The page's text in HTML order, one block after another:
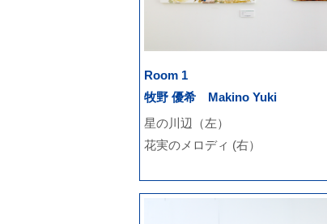
Room 1
牧野 優希 Makino Yuki
星の川辺（左）
花実のメロディ (右）